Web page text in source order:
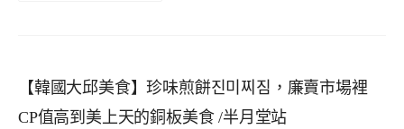
【韓國大邱美食】珍味煎餅진미찌짐，廉賣市場裡
CP值高到美上天的銅板美食 /半月堂站